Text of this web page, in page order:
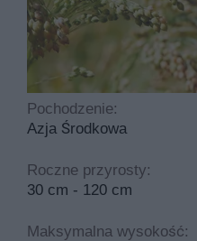
Pochodzenie:
Azja Środkowa
Roczne przyrosty:
30 cm - 120 cm
Maksymalna wysokość: